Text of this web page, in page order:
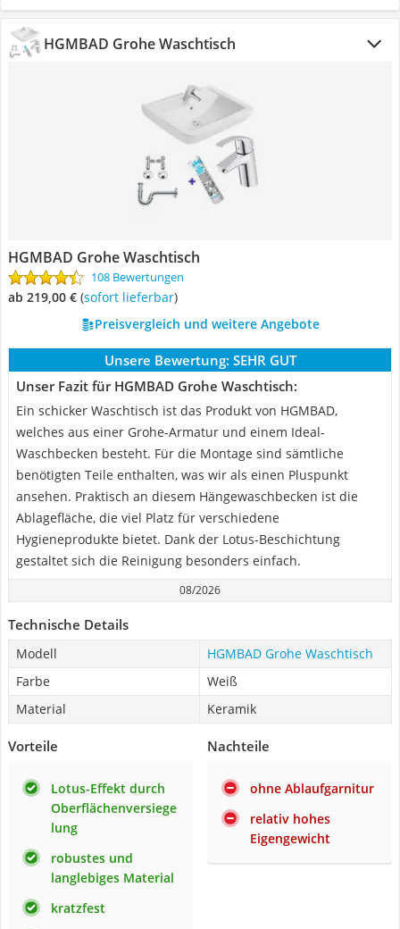
HGMBAD Grohe Waschtisch
HGMBAD Grohe Waschtisch
108 Bewertungen
ab 219,00 € ( Sofort lieferbar)
Preisvergleich und weitere Angebote
Unsere Bewertung: SEHR GUT
Unser Fazit für HGMBAD Grohe Waschtisch:
Ein schicker Waschtisch ist das Produkt von HGMBAD,
welches aus einer Grohe-Armatur und einem Ideal-
Waschbecken besteht. Für die Montage sind sämtliche
benötigten Teile enthalten, was wir als einen Pluspunkt
ansehen. Praktisch an diesem Hängewaschbecken ist die
Ablagefläche, die viel Platz für verschiedene
Hygieneprodukte bietet. Dank der Lotus-Beschichtung
gestaltet sich die Reinigung besonders einfach.
08/2026
Technische Details
Modell
HGMBAD Grohe Waschtisch
Farbe
Weiß
Material
Keramik
Vorteile
Lotus-Effekt durch
Oberflächenversiege
lung
robustes und
langlebiges Material
kratzfest
Nachteile
ohne Ablaufgarnitur
relativ hohes
Eigengewicht